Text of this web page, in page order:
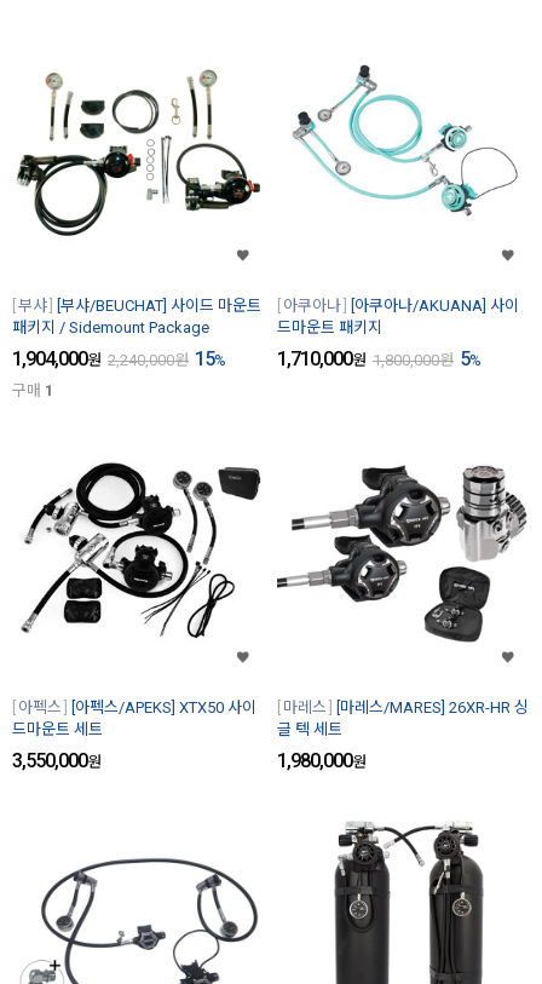
부샤
[부샤/BEUCHAT] 사이드 마운트
패키지 / Sidemount Package
1,904,000원 2,240,000원 15%
구매 1
아쿠아나
[아쿠아나/AKUANA] 사이
드마운트 패키지
1,710,000원 1,800,000원 5%
아펙스
[아펙스/APEKS] XTX50 사이
드마운트 세트
3,550,000원
마레스
[마레스/MARES] 26XR-HR 싱
글 텍 세트
1,980,000원